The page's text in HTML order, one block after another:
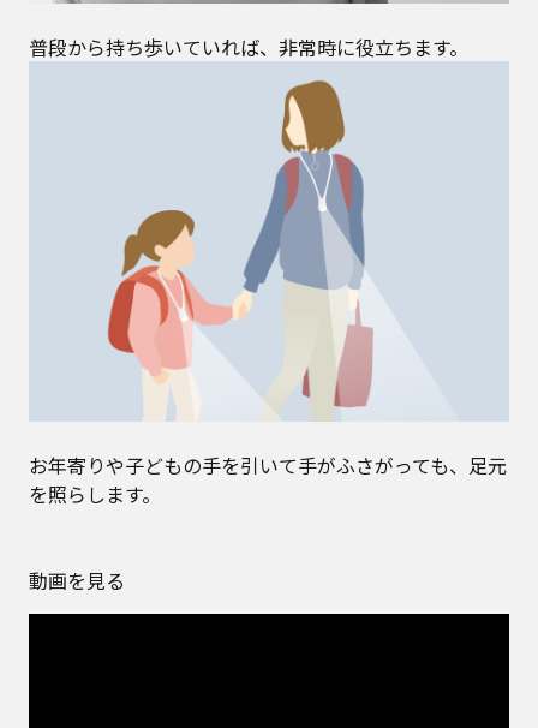
普段から持ち歩いていれば、非常時に役立ちます。
お年寄りや子どもの手を引いて手がふさがっても、足元
を照らします。
動画を見る